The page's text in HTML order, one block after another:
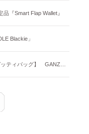
『Smart Flap Wallet』
Blackie」